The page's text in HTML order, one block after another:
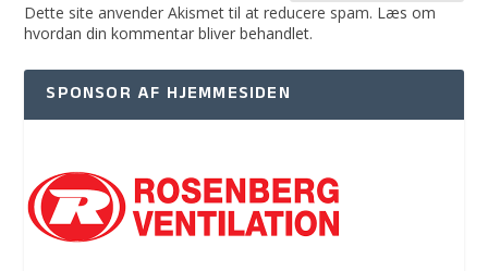
Dette site anvender Akismet til at reducere spam. Læs om
hvordan din kommentar bliver behandlet.
SPONSOR AF HJEMMESIDEN